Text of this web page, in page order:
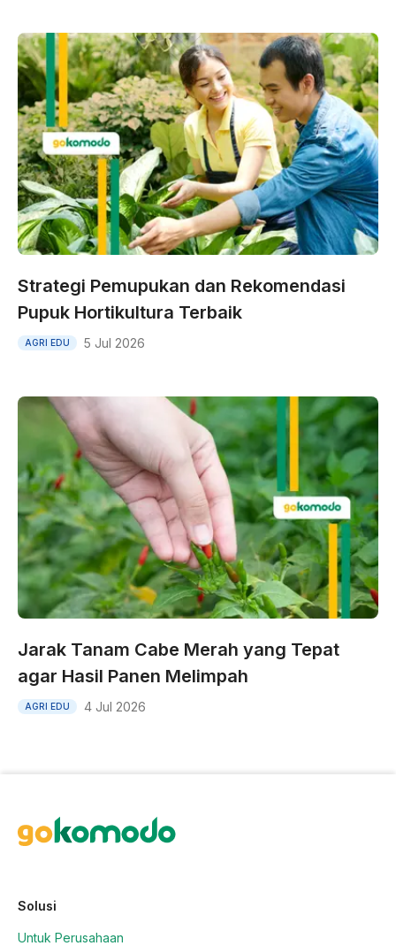
Strategi Pemupukan dan Rekomendasi
Pupuk Hortikultura Terbaik
AGRI EDU 5 Jul 2026
Jarak Tanam Cabe Merah yang Tepat
agar Hasil Panen Melimpah
AGRI EDU 4 Jul 2026
Solusi
Untuk Perusahaan